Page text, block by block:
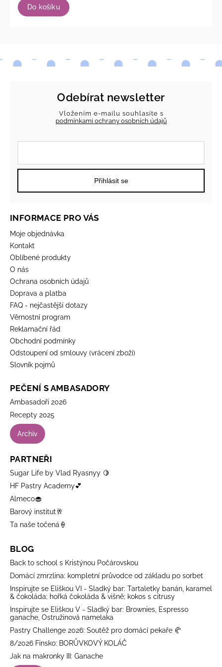
Do košíku
Odebírat newsletter
Vložením e-mailu souhlasíte s
podmínkami ochrany osobních údajů
Přihlásit se
INFORMACE PRO VÁS
Moje objednávka
Kontakt
Oblíbené produkty
O nás
Ochrana osobních údajů
Doprava a platba
FAQ - nejčastější dotazy
Věrnostní program
Reklamační řád
Obchodní podmínky
Odstoupení od smlouvy (vrácení zboží)
Slovník pojmů
PEČENÍ S AMBASADORY
Ambasadoři 2026
Recepty 2025
Archiv
PARTNEŘI
Sugar Life by Vlad Ryasnyy 🍋
HF Pastry Academy💕
Almeco🧁
Barový institut🥂
Ta naše točená🍦
BLOG
Back to school s Kristýnou Počárovskou
Domácí zmrzlina: kompletní průvodce od základu po sorbet
Inspirujte se Eliškou VI - Sladký bar: Tartaletky banán, karamel
& čokoláda; hořká čokoláda & višně; kokos s citrusy
Inspirujte se Eliškou V - Sladký bar: Brownies, Espresso
ganache, Ostružinová namelaka
Pastry Challenge 2026: Soutěž pro domácí pekaře 🥐
8/2026 Finsko: BORŮVKOVÝ KOLÁČ
Jak na makronky III: Ganache